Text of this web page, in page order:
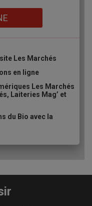
reste prioritairement la
bancaires et
de rémunération
ans. « L’objectif est de
la durée, de
leurs
aux
dans la
Les Marchés
en ligne
Les Marchés
Laiteries Mag’ et
du Bio avec la